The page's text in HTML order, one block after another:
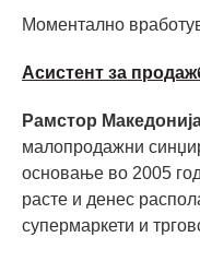
Моментално
Асистент за
Рамстор
малопродажни
основање во 2005
расте и денес
супермаркети и